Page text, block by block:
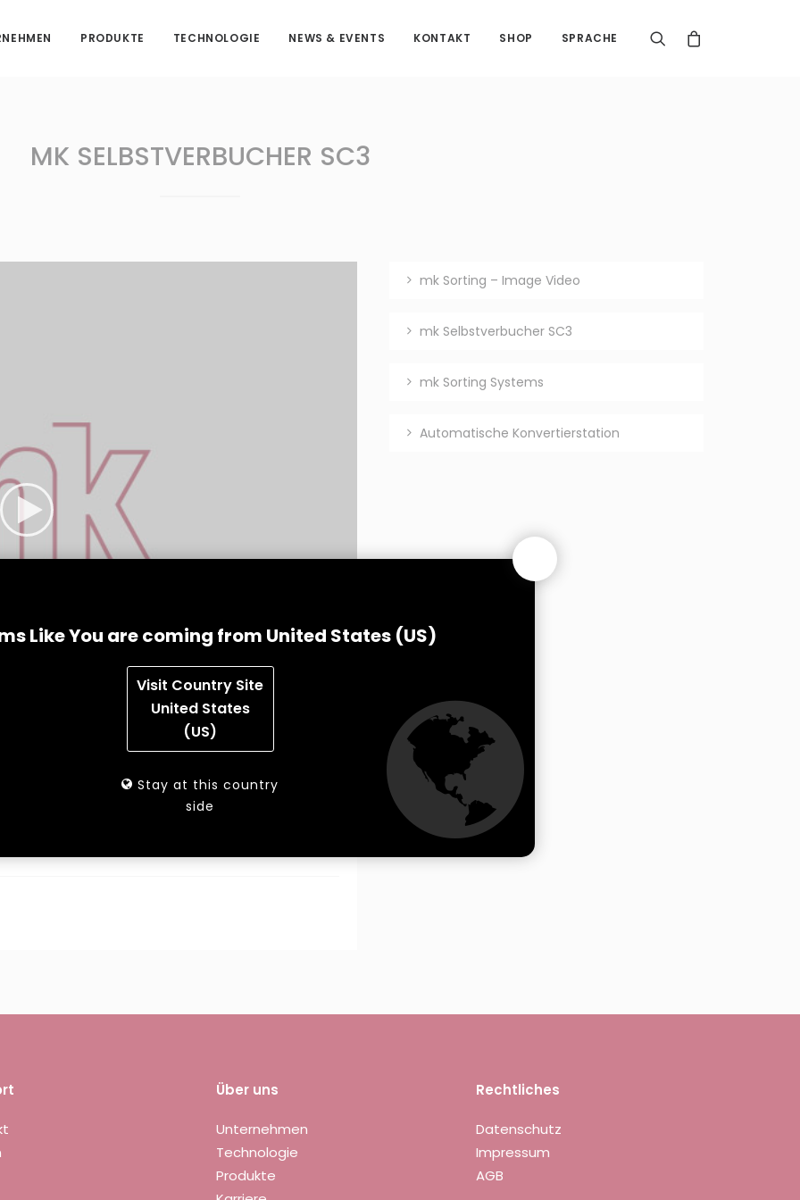
PRODUKTE TECHNOLOGIE NEWS & EVENTS KONTAKT SHOP SPRACHE
MK SELBSTVERBUCHER SC3
mk Sorting – Image Video
mk Selbstverbucher SC3
mk Sorting Systems
Automatische Konvertierstation
Über uns
Unternehmen
Technologie
Produkte
Rechtliches
Datenschutz
Impressum
AGB
Like You are coming from United States (US)
Visit Country Site
United States
(US)
Stay at this country
side